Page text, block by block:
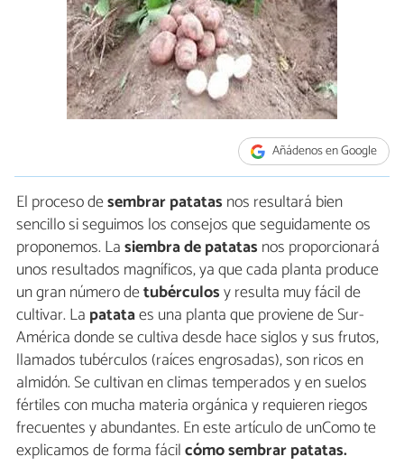
Añádenos en Google
El proceso desembrar patatas nos resultará bien
sencillo si seguimos los consejos que seguidamente os
proponemos. Lasiembra de patatas nos proporcionará
unos resultados magníficos, ya que cada planta produce
un gran número detubérculosy resulta muy fácil de
cultivar. La patataes una planta que proviene de Sur-
América donde se cultiva desde hace siglos y sus frutos,
llamados tubérculos (raíces engrosadas), son ricos en
almidón. Se cultivan en climas temperados y en suelos
fértiles con mucha materia orgánica y requieren riegos
frecuentes y abundantes. En este artículo de unComo te
explicamos de forma fácilcómo sembrar patatas.